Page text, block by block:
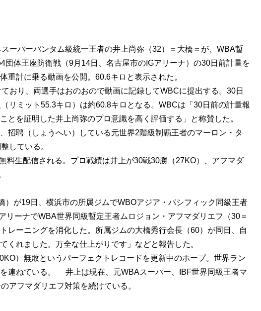
ーパーバンタム級統一王者の井上尚弥（32）＝大橋＝が、WBA暫
体王座防衛戦（9月14日、名古屋市のIGアリーナ）の30日前計量を
重計に乗る動画を公開。60.6キロと表示された。
おり、両選手はおのおので動画に記録してWBCに提出する。30日
リミット55.3キロ）は約60.8キロとなる。WBCは「30日前の計量報
を証明した井上尚弥のプロ意識を高く評価する」と称賛した。
招聘（しょうへい）している元世界2階級制覇王者のマーロン・タ
している。
生配信される。プロ戦績は井上が30戦30勝（27KO）、アフマダ
が19日、横浜市の所属ジムでWBOアジア・パシフィック同級王者
ーナでWBA世界同級暫定王者ムロジョン・アフマダリエフ（30＝
レーニングを消化した。所属ジムの大橋秀行会長（60）が同日、自
れました。万全な仕上がりです」などと報告した。
）無敗というパーフェクトレコードを更新中のホープ。世界ラン
連ねている。 井上は現在、元WBAスーパー、IBF世界同級王者マ
アフマダリエフ対策を続けている。